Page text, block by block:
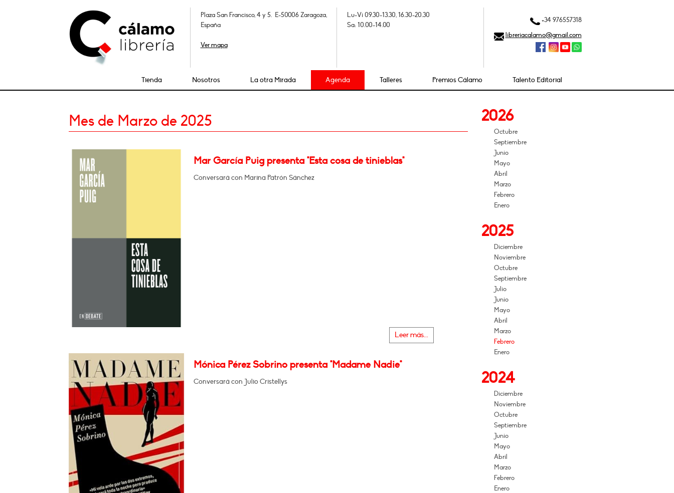
Plaza San Francisco, 4 y 5. E-50006 Zaragoza,
España
Ver mapa
Lu-Vi 09.30-13.30, 16.30-20.30
Sa: 10.00-14.00
+34 976557318
libreriacalamo@gmail.com
Tienda Nosotros La otra Mirada Agenda Talleres Premios Cálamo Talento Editorial
Mes de Marzo de 2025
Mar García Puig presenta "Esta cosa de tinieblas"
Conversará con Marina Patrón Sánchez
Leer más...
Mónica Pérez Sobrino presenta "Madame Nadie"
Conversará con Julio Cristellys
2026
Octubre
Septiembre
Junio
Mayo
Abril
Marzo
Febrero
Enero
2025
Diciembre
Noviembre
Octubre
Septiembre
Julio
Junio
Mayo
Abril
Marzo
Febrero
Enero
2024
Diciembre
Noviembre
Octubre
Septiembre
Junio
Mayo
Abril
Marzo
Febrero
Enero